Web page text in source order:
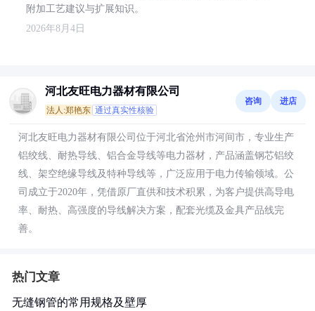
附加工艺建议与扩展知识。
2026年8月4日
河北友旺电力器材有限公司
法人:郑艳东 通过真实性核验
咨询 进店
河北友旺电力器材有限公司位于河北省沧州市河间市，专业生产
铝绞线、耐热导线、铝合金导线等电力器材，产品涵盖钢芯铝绞
线、架空绝缘导线及特种导线等，广泛应用于电力传输领域。公
司成立于2020年，凭借原厂直供和技术积累，为客户提供高导电
率、耐热、高强度的导线解决方案，配套光缆及金具产品线完
善。
热门文章
无缝钢管的常用规格及壁厚